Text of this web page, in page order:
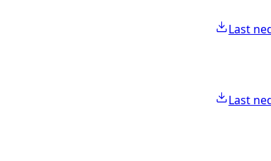
Last
Last